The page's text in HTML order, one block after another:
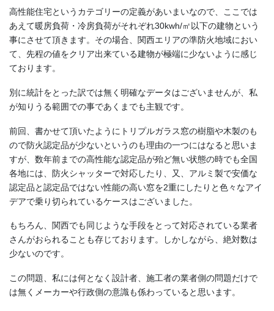
高性能住宅というカテゴリーの定義があいまいなので、ここでは
あえて暖房負荷・冷房負荷がそれぞれ30kwh/㎡以下の建物という
事にさせて頂きます。その場合、関西エリアの準防火地域におい
て、先程の値をクリア出来ている建物が極端に少ないように感じ
ております。
別に統計をとった訳では無く明確なデータはございませんが、私
が知りうる範囲での事であくまでも主観です。
前回、書かせて頂いたようにトリプルガラス窓の樹脂や木製のも
ので防火認定品が少ないというのも理由の一つにはなると思いま
すが、数年前までの高性能な認定品が殆ど無い状態の時でも全国
各地には、防火シャッターで対応したり、又、アルミ製で安価な
認定品と認定品ではない性能の高い窓を2重にしたりと色々なアイ
デアで乗り切られているケースはございました。
もちろん、関西でも同じような手段をとって対応されている業者
さんがおられることも存じております。しかしながら、絶対数は
少ないのです。
この問題、私には何となく設計者、施工者の業者側の問題だけで
は無くメーカーや行政側の意識も係わっていると思います。